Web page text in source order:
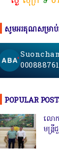
សូមអរគុណសម្រាប់ក
000888761
POPULAR
លោក
មន្ត្